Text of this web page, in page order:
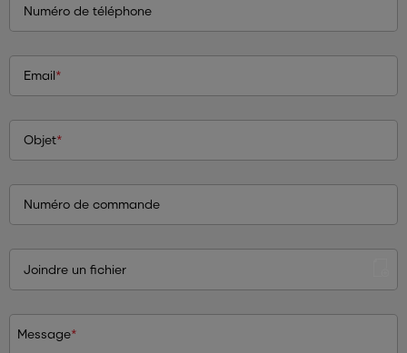
Numéro de téléphone
Email*
Objet*
Numéro de commande
Joindre un fichier
Message*